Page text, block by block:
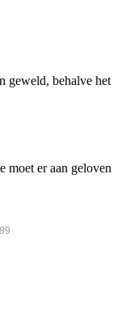
geweld, behalve het
moet er aan geloven